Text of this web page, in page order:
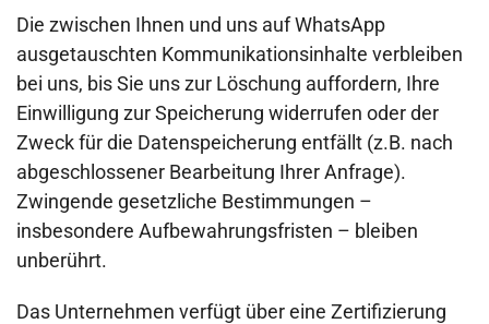
Die zwischen Ihnen und uns auf WhatsApp
ausgetauschten Kommunikationsinhalte verbleiben
bei uns, bis Sie uns zur Löschung auffordern, Ihre
Einwilligung zur Speicherung widerrufen oder der
Zweck für die Datenspeicherung entfällt (z.B. nach
abgeschlossener Bearbeitung Ihrer Anfrage).
Zwingende gesetzliche Bestimmungen –
insbesondere Aufbewahrungsfristen – bleiben
unberührt.
Das Unternehmen verfügt über eine Zertifizierung